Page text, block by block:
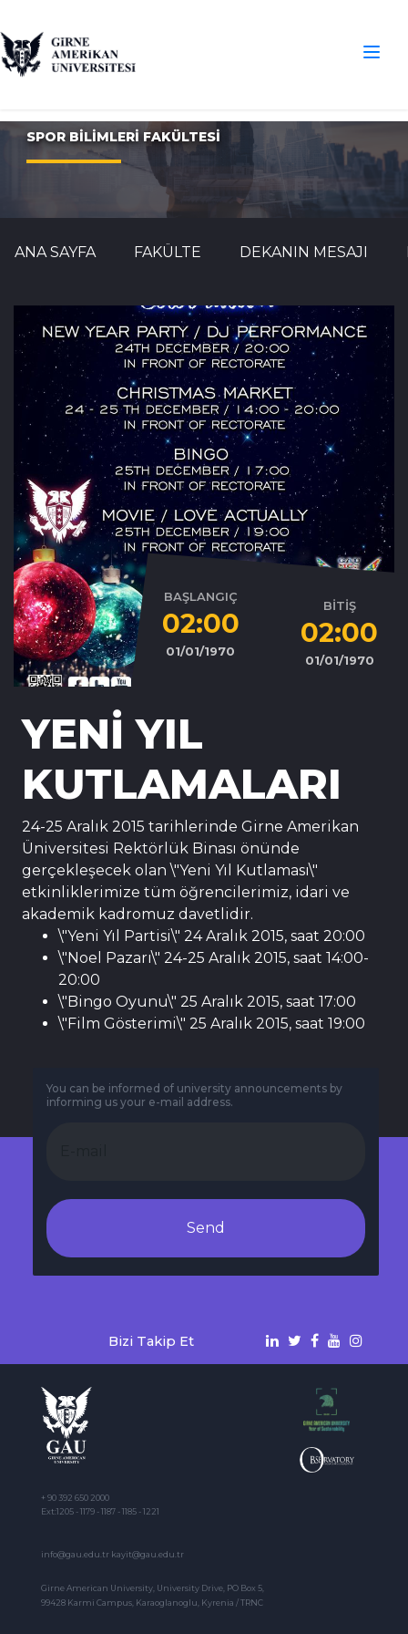
SPOR BİLİMLERİ FAKÜLTESİ
ANA SAYFA FAKÜLTE DEKANIN MESAJI
BAŞLANGIÇ
02:00
01/01/1970
BİTİŞ
02:00
01/01/1970
YENİ YIL
KUTLAMALARI
24-25 Aralık 2015 tarihlerinde Girne Amerikan
Üniversitesi Rektörlük Binası önünde
gerçekleşecek olan \"Yeni Yıl Kutlaması\"
etkinliklerimize tüm öğrencilerimiz, idari ve
akademik kadromuz davetlidir.
\"Yeni Yıl Partisi\" 24 Aralık 2015, saat 20:00
\"Noel Pazarı\" 24-25 Aralık 2015, saat 14:00-
20:00
\"Bingo Oyunu\" 25 Aralık 2015, saat 17:00
\"Film Gösterimi\" 25 Aralık 2015, saat 19:00
You can be informed of university announcements by
informing us your e-mail address.
Send
Bizi Takip Et
+ 90 392 650 2000
Ext:1205 - 1179 - 1187 - 1185 - 1221
info@gau.edu.tr kayit@gau.edu.tr
Girne American University, University Drive, PO Box 5,
99428 Karmi Campus, Karaoglanoglu, Kyrenia / TRNC